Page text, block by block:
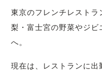
東京のフレンチレスト
梨・富士宮の野菜やジ
へ。
現在は、レストランに